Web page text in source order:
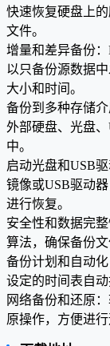
快速恢复硬盘上
文件。
增量和差异备份
以只备份源数据
大小和时间。
备份到多种存储
外部硬盘、光盘
中。
启动光盘和USB
镜像或USB驱动
进行恢复。
安全性和数据完
算法，确保备份文
备份计划和自动
设定的时间表自
网络备份和还原
原操作，方便进行